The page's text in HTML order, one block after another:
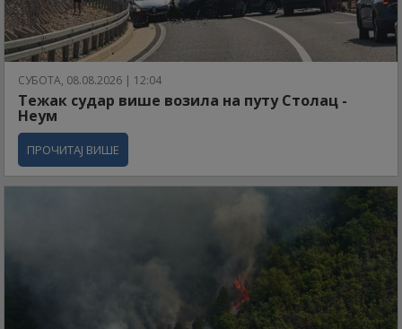
СУБОТА, 08.08.2026 | 12:04
Тежак судар више возила на путу Столац -
Неум
ПРОЧИТАЈ ВИШЕ